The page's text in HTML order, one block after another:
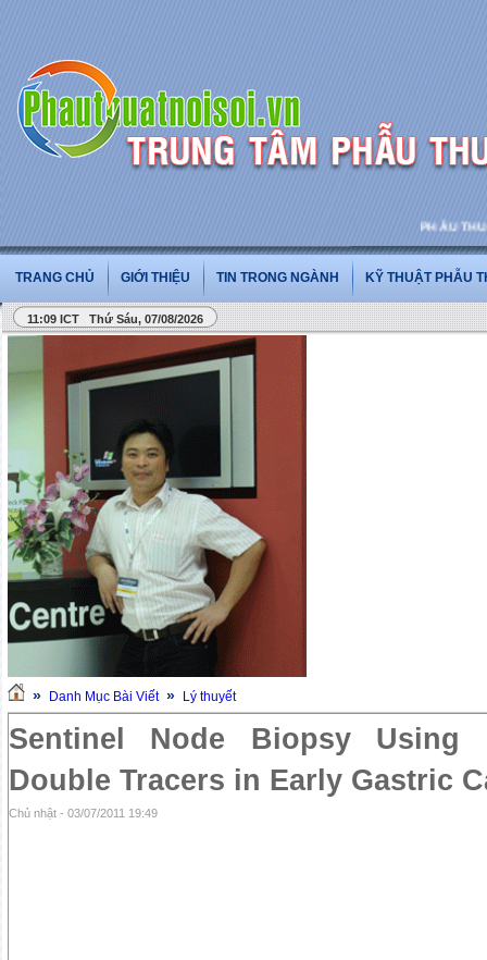
PHẪU
TRANG CHỦ GIỚI THIỆU TIN TRONG NGÀNH KỸ THUẬT PHẪU
11:09 ICT Thứ Sáu, 07/08/2026
» Danh Mục Bài Viết » Lý thuyết
Sentinel Node Biopsy Using
Double Tracers in Early Gastric
Chủ nhật - 03/07/2011 19:49